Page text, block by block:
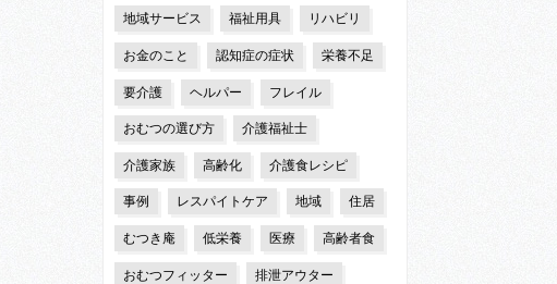
地域サービス 福祉用具 リハビリ
お金のこと 認知症の症状 栄養不足
要介護 ヘルパー フレイル
おむつの選び方 介護福祉士
介護家族 高齢化 介護食レシピ
事例 レスパイトケア 地域 住居
むつき庵 低栄養 医療 高齢者食
おむつフィッター 排泄アウター